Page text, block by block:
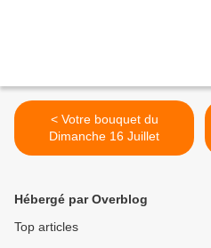
< Votre bouquet du
Dimanche 16 Juillet
Hébergé par Overblog
Top articles